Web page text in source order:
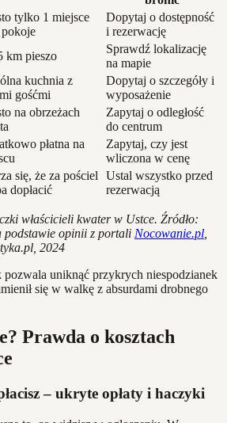
tylko 1 miejsce
Dopytaj o dostępność
i rezerwację
km pieszo
Sprawdź lokalizację
na mapie
kuchnia z
gośćmi
Dopytaj o szczegóły i
wyposażenie
na obrzeżach
Zapytaj o odległość
do centrum
płatna na
Zapytaj, czy jest
wliczona w cenę
się, że za pościel
dopłacić
Ustal wszystko przed
rezerwacją
właścicieli kwater w Ustce. Źródło:
podstawie opinii z portali Nocowanie.pl
2024
pozwala uniknąć przykrych niespodzianek
się w walkę z absurdami drobnego
Prawda o kosztach
– ukryte opłaty i haczyki